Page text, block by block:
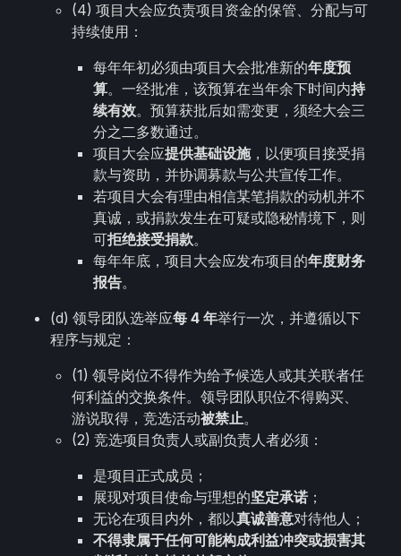
(4) 项目大会应负责项目资金的保管、分配与可
持续使用：
每年年初必须由项目大会批准新的年度预
算。一经批准，该预算在当年余下时间内持
续有效。预算获批后如需变更，须经大会三
分之二多数通过。
项目大会应提供基础设施，以便项目接受捐
款与资助，并协调募款与公共宣传工作。
若项目大会有理由相信某笔捐款的动机并不
真诚，或捐款发生在可疑或隐秘情境下，则
可拒绝接受捐款。
每年年底，项目大会应发布项目的年度财务
报告。
(d) 领导团队选举应每 4 年举行一次，并遵循以下
程序与规定：
(1) 领导岗位不得作为给予候选人或其关联者任
何利益的交换条件。领导团队职位不得购买、
游说取得，竞选活动被禁止。
(2) 竞选项目负责人或副负责人者必须：
是项目正式成员；
展现对项目使命与理想的坚定承诺 ；
无论在项目内外，都以真诚善意对待他人；
不得隶属于任何可能构成利益冲突或损害其